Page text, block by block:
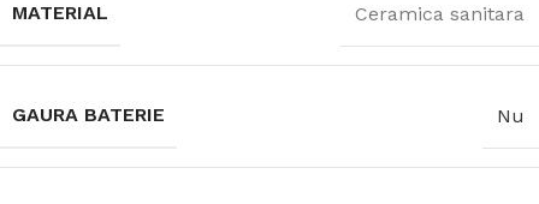
MATERIAL Ceramica sanitara
GAURA BATERIE Nu